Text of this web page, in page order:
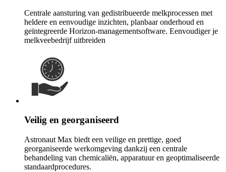
Centrale aansturing van gedistribueerde melkprocessen met
heldere en eenvoudige inzichten, planbaar onderhoud en
geïntegreerde Horizon-managementsoftware. Eenvoudiger je
melkveebedrijf uitbreiden
Veilig en georganiseerd
Astronaut Max biedt een veilige en prettige, goed
georganiseerde werkomgeving dankzij een centrale
behandeling van chemicaliën, apparatuur en geoptimaliseerde
standaardprocedures.